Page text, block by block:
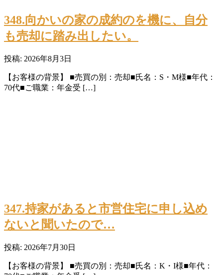
348.向かいの家の成約のを機に、自分
も売却に踏み出したい。
投稿: 2026年8月3日
【お客様の背景】 ■売買の別：売却■氏名：S・M様■年代：
70代■ご職業：年金受 […]
347.持家があると市営住宅に申し込め
ないと聞いたので…
投稿: 2026年7月30日
【お客様の背景】 ■売買の別：売却■氏名：K・I様■年代：